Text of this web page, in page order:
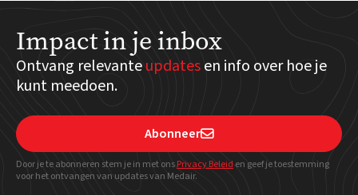
Impact in je inbox
Ontvang relevanteupdatesen info over hoe je
kunt meedoen.
Abonneer
Door je te abonneren stem je in met onsPrivacy Beleid en geefje toestemming
voor het ontvangen van updates van Medair.